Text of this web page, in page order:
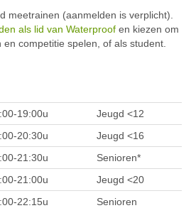
meetrainen (aanmelden is verplicht).
als lid van Waterproof en kiezen om
competitie spelen, of als student.
19:00u
Jeugd <12
20:30u
Jeugd <16
21:30u
Senioren*
21:00u
Jeugd <20
22:15u
Senioren